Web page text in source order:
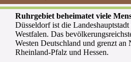
Ruhrgebiet beheimatet viele
Düsseldorf ist die
Westfalen. Das
Westen Deutschland und grenzt an
Rheinland-Pfalz und Hessen.